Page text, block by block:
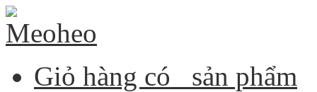
Giỏ hàng có
sản phẩm